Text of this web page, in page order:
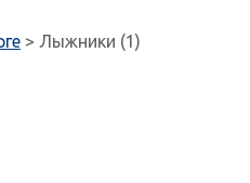
> Лыжники (1)